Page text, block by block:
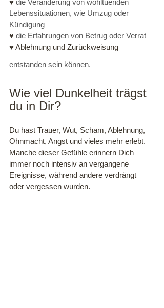
Lebenssituationen, wie Umzug oder
Kündigung
♥ die Erfahrungen von Betrug oder Verrat
♥ Ablehnung und Zurückweisung
entstanden sein können.
Wie viel Dunkelheit trägst
du in Dir?
Du hast Trauer, Wut, Scham, Ablehnung,
Ohnmacht, Angst und vieles mehr erlebt.
Manche dieser Gefühle erinnern Dich
immer noch intensiv an vergangene
Ereignisse, während andere verdrängt
oder vergessen wurden.